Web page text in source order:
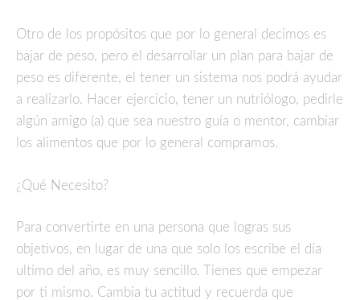
Otro de los propósitos que por lo general decimos es
bajar de peso, pero el desarrollar un plan para bajar de
peso es diferente, el tener un sistema nos podrá ayudar
a realizarlo. Hacer ejercicio, tener un nutriólogo, pedirle
algún amigo (a) que sea nuestro guía o mentor, cambiar
los alimentos que por lo general compramos.
¿Qué Necesito?
Para convertirte en una persona que logras sus
objetivos, en lugar de una que solo los escribe el día
ultimo del año, es muy sencillo. Tienes que empezar
por ti mismo. Cambia tu actitud y recuerda que